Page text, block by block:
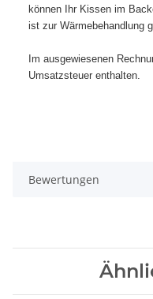
können Ihr Kissen im
ist zur Wärmebehandlung
Im ausgewiesenen
Umsatzsteuer enthalten.
Bewertungen